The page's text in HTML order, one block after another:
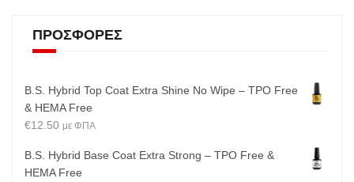
ΠΡΟΣΦΟΡΈΣ
B.S. Hybrid Top Coat Extra Shine No Wipe – TPO Free
& HEMA Free
€12.50 με ΦΠΑ
B.S. Hybrid Base Coat Extra Strong – TPO Free &
HEMA Free